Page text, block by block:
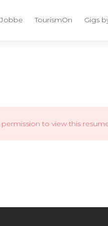
Jobbe TourismOn Gigs
to view this